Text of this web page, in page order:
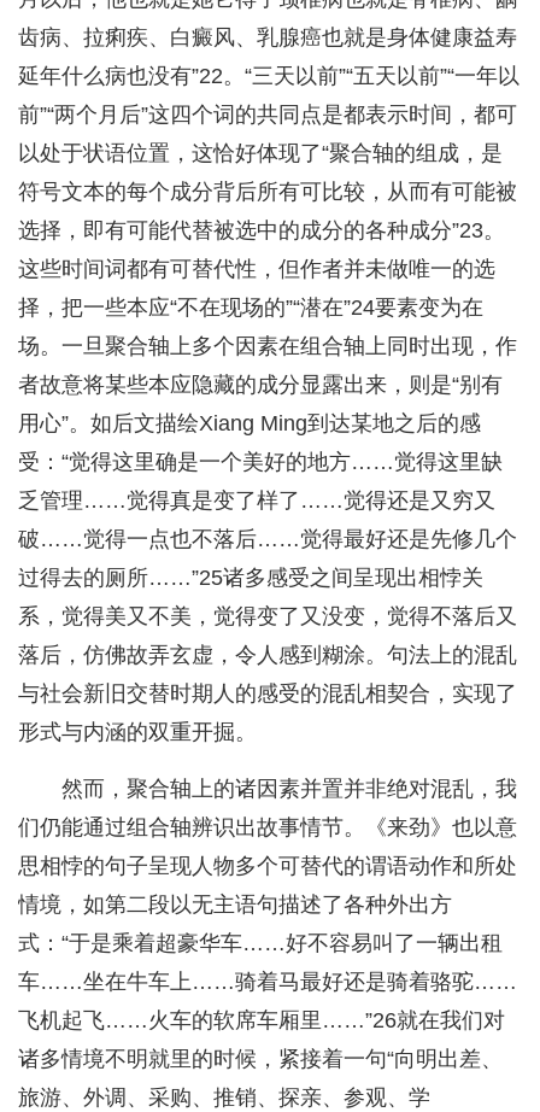
齿病、拉痢疾、白癜风、乳腺癌也就是身体健康益寿
延年什么病也没有”22。“三天以前”“五天以前”“一年以
前”“两个月后”这四个词的共同点是都表示时间，都可
以处于状语位置，这恰好体现了“聚合轴的组成，是
符号文本的每个成分背后所有可比较，从而有可能被
选择，即有可能代替被选中的成分的各种成分”23。
这些时间词都有可替代性，但作者并未做唯一的选
择，把一些本应“不在现场的”“潜在”24要素变为在
场。一旦聚合轴上多个因素在组合轴上同时出现，作
者故意将某些本应隐藏的成分显露出来，则是“别有
用心”。如后文描绘Xiang Ming到达某地之后的感
受：“觉得这里确是一个美好的地方……觉得这里缺
乏管理……觉得真是变了样了……觉得还是又穷又
破……觉得一点也不落后……觉得最好还是先修几个
过得去的厕所……”25诸多感受之间呈现出相悖关
系，觉得美又不美，觉得变了又没变，觉得不落后又
落后，仿佛故弄玄虚，令人感到糊涂。句法上的混乱
与社会新旧交替时期人的感受的混乱相契合，实现了
形式与内涵的双重开掘。
然而，聚合轴上的诸因素并置并非绝对混乱，我
们仍能通过组合轴辨识出故事情节。《来劲》也以意
思相悖的句子呈现人物多个可替代的谓语动作和所处
情境，如第二段以无主语句描述了各种外出方
式：“于是乘着超豪华车……好不容易叫了一辆出租
车……坐在牛车上……骑着马最好还是骑着骆驼……
飞机起飞……火车的软席车厢里……”26就在我们对
诸多情境不明就里的时候，紧接着一句“向明出差、
旅游、外调、采购、推销、探亲、参观、学